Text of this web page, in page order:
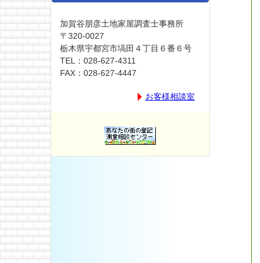
加賀谷朋彦土地家屋調査士事務所
〒320-0027
栃木県宇都宮市塙田４丁目６番６号
TEL：028-627-4311
FAX：028-627-4447
お客様相談室